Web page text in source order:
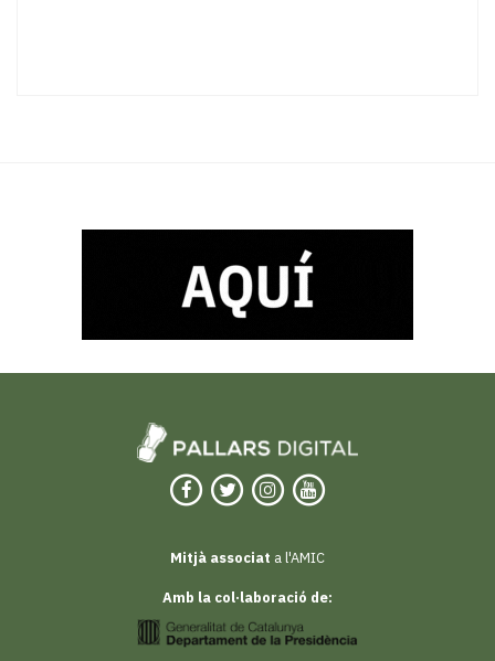
Mitjà associat a l'AMIC
Amb la col·laboració de: